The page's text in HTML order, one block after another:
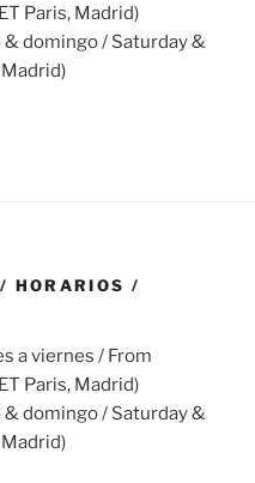
Paris, Madrid)
& domingo / Saturday &
Madrid)
HORARIOS /
a viernes / From
Paris, Madrid)
& domingo / Saturday &
Madrid)